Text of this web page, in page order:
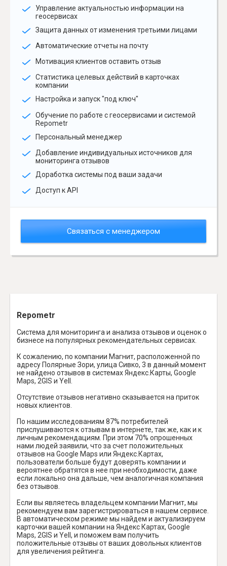
Управление актуальностью информации на
геосервисах
Защита данных от изменения третьими лицами
Автоматические отчеты на почту
Мотивация клиентов оставить отзыв
Статистика целевых действий в карточках
компании
Настройка и запуск "под ключ"
Обучение по работе с геосервисами и системой
Repometr
Персональный менеджер
Добавление индивидуальных источников для
мониторинга отзывов
Доработка системы под ваши задачи
Доступ к API
Связаться с менеджером
Repometr
Система для мониторинга и анализа отзывов и оценок о
бизнесе на популярных рекомендательных сервисах.
К сожалению, по компании Магнит, расположенной по
адресу Полярные Зори, улица Сивко, 3 в данный момент
не найдено отзывов в системах Яндекс.Карты, Google
Maps, 2GIS и Yell.
Отсутствие отзывов негативно сказывается на приток
новых клиентов.
По нашим исследованиям 87% потребителей
прислушиваются к отзывам в интернете, так же, как и к
личным рекомендациям. При этом 70% опрошенных
нами людей заявили, что за счет положительных
отзывов на Google Maps или Яндекс.Картах,
пользователи больше будут доверять компании и
вероятнее обратятся в нее при необходимости, даже
если локально она дальше, чем аналогичная компания
без отзывов.
Если вы являетесь владельцем компании Магнит, мы
рекомендуем вам зарегистрироваться в нашем сервисе.
В автоматическом режиме мы найдем и актуализируем
карточки вашей компании на Яндекс Картах, Google
Maps, 2GIS и Yell, и поможем вам получить
положительные отзывы от ваших довольных клиентов
для увеличения рейтинга.